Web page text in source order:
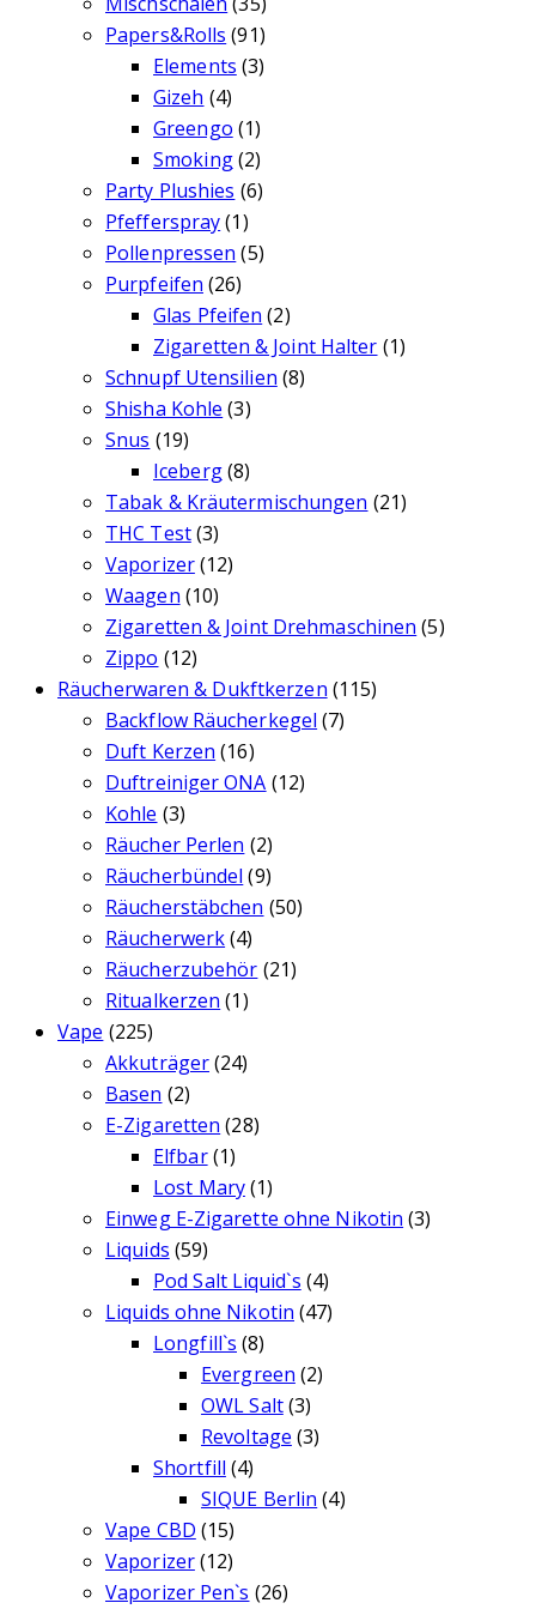
Papers&Rolls (91)
Elements (3)
Gizeh (4)
Greengo (1)
Smoking(2)
Party Plushies (6)
Pfefferspray(1)
Pollenpressen (5)
Purpfeifen (26)
Glas Pfeifen (2)
Zigaretten & Joint Halter (1)
Schnupf Utensilien (8)
Shisha Kohle (3)
Snus (19)
Iceberg(8)
Tabak & Kräutermischungen (21)
THC Test(3)
Vaporizer(12)
Waagen (10)
Zigaretten & Joint Drehmaschinen (5)
Zippo (12)
Räucherwaren & Dukftkerzen (115)
Backflow Räucherkegel (7)
Duft Kerzen (16)
Duftreiniger ONA (12)
Kohle (3)
Räucher Perlen (2)
Räucherbündel (9)
Räucherstäbchen (50)
Räucherwerk(4)
Räucherzubehör (21)
Ritualkerzen (1)
Vape (225)
Akkuträger(24)
Basen (2)
E-Zigaretten (28)
Elfbar(1)
Lost Mary(1)
Einweg E-Zigarette ohne Nikotin (3)
Liquids (59)
Pod Salt Liquid`s (4)
Liquids ohne Nikotin (47)
Longfill`s (8)
Evergreen (2)
OWL Salt(3)
Revoltage (3)
Shortfill (4)
SIQUE Berlin (4)
Vape CBD (15)
Vaporizer(12)
Vaporizer Pen`s (26)